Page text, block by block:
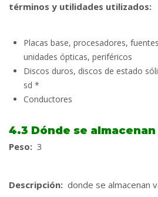
términos y utilidades utilizados:
Placas base, procesadores,
unidades ópticas, periféricos
Discos duros, discos de estado
sd *
Conductores
4.3 Dónde se
Peso: 3
Descripción: donde se almacenan